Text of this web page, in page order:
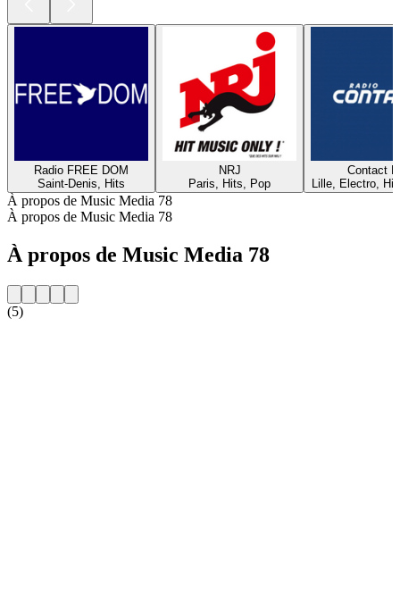
Radio FREE DOM
Saint-Denis, Hits
NRJ
Paris, Hits, Pop
Contact
Lille, Electro,
À propos de Music Media 78
À propos de Music Media 78
À propos de Music Media 78
(5)